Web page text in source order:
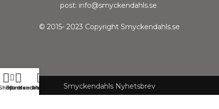
post: info@smyckendahls.se
© 2015- 2023 Copyright Smyckendahls.se
Smyckendahls Nyhetsbrev
Filtrera
Kundservice
Kundvagn
Meny